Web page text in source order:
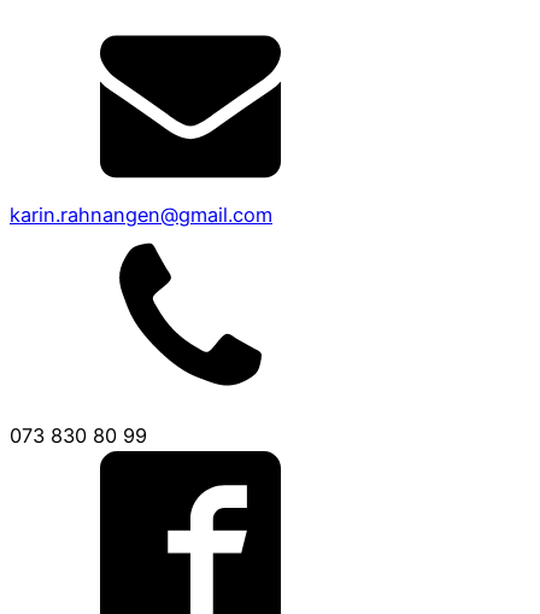
karin.rahnangen@gmail.com
073 830 80 99